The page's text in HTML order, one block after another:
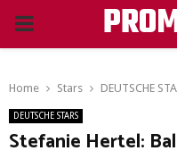
PRIMARY
Home Stars DEUTSCHE
DEUTSCHE STARS
Stefanie Hertel: